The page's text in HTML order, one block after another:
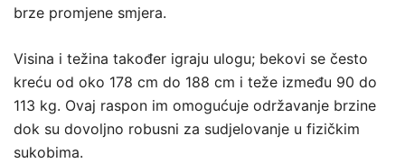
brze promjene smjera.
Visina i težina također igraju ulogu; bekovi se često
kreću od oko 178 cm do 188 cm i teže između 90 do
113 kg. Ovaj raspon im omogućuje održavanje brzine
dok su dovoljno robusni za sudjelovanje u fizičkim
sukobima.